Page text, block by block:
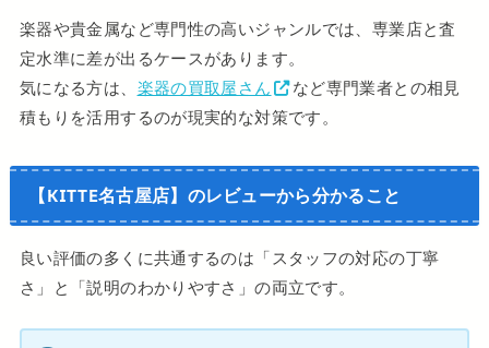
楽器や貴金属など専門性の高いジャンルでは、専業店と査
定水準に差が出るケースがあります。
気になる方は、 楽器の買取屋さん
など専門業者との相見
積もりを活用するのが現実的な対策です。
【KITTE名古屋店】のレビューから分かること
良い評価の多くに共通するのは「スタッフの対応の丁寧
さ」と「説明のわかりやすさ」の両立です。